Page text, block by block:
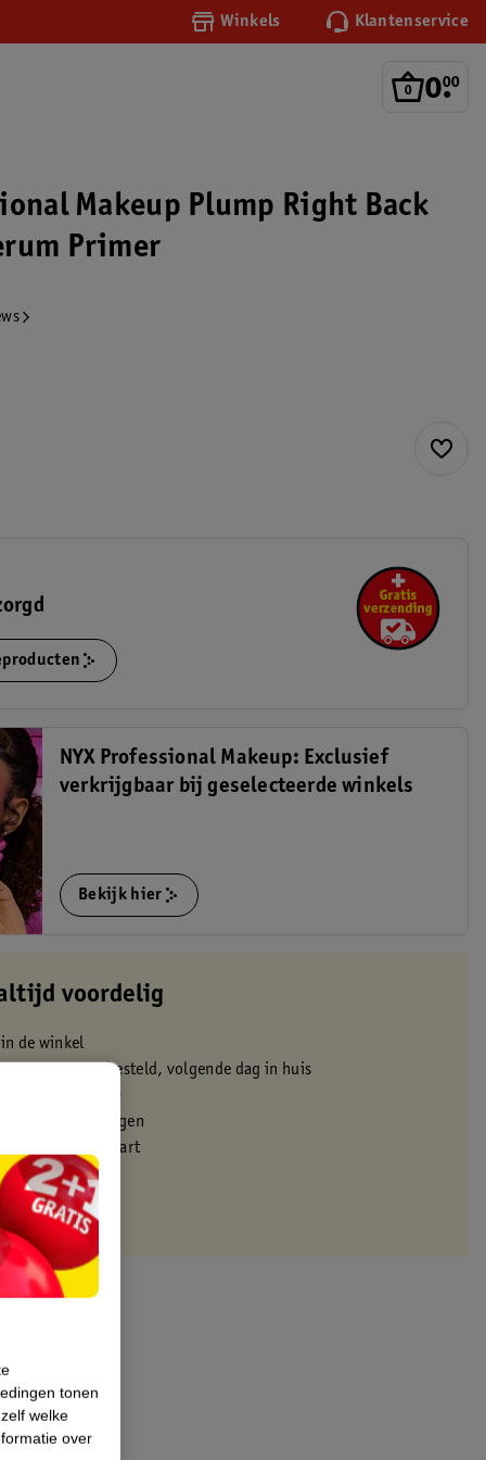
Winkels Klantenservice
0.
00
Makeup Plump Right Back
Primer
NYX Professional Makeup: Exclusief
verkrijgbaar bij geselecteerde winkels
Bekijk hier
voordelig
de winkel
voor 22:00 uur besteld, volgende dag in huis
vanaf 50.00
binnen 30 dagen
je Kruidvat kaart
tonen
welke
over